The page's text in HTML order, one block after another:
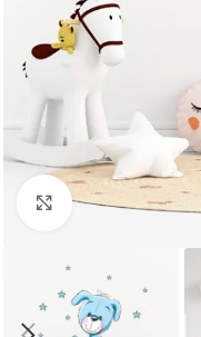
Kliknite za uvećanje